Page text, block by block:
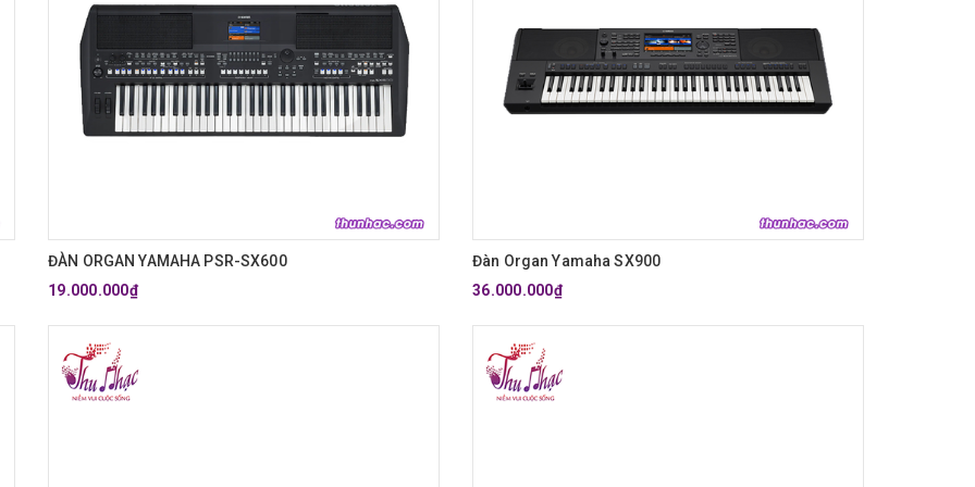
ĐÀN ORGAN YAMAHA PSR-SX600
19.000.000₫
Đàn Organ Yamaha SX900
36.000.000₫